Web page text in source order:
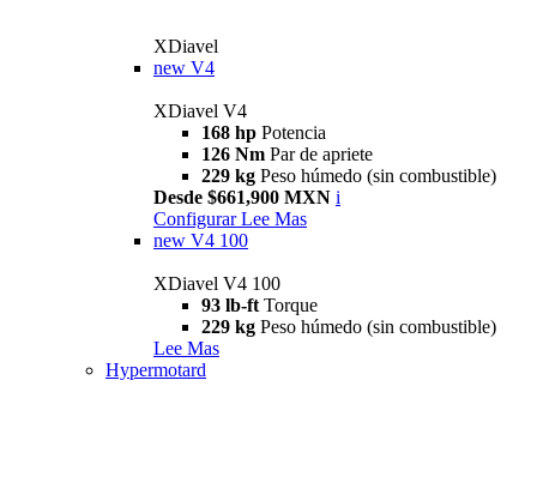
XDiavel
new V4
XDiavel V4
168 hp Potencia
126 Nm Par de apriete
229 kg Peso húmedo (sin combustible)
Desde $661,900 MXN i
Configurar Lee Mas
new V4 100
XDiavel V4 100
93 lb-ft Torque
229 kg Peso húmedo (sin combustible)
Lee Mas
Hypermotard